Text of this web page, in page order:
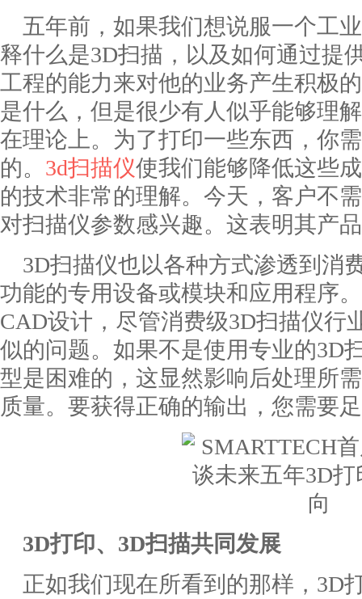
五年前，如果我们想说服一个工
释什么是3D扫描，以及如何通过提
工程的能力来对他的业务产生积极
是什么，但是很少有人似乎能够理
在理论上。为了打印一些东西，你
的。 3d扫描仪使我们能够降低这些
的技术非常的理解。今天，客户不
对扫描仪参数感兴趣。这表明其产
3D扫描仪也以各种方式渗透到消
功能的专用设备或模块和应用程序
CAD设计，尽管消费级3D扫描仪行
似的问题。如果不是使用专业的3D
型是困难的，这显然影响后处理所
质量。要获得正确的输出，您需要
3D打印、3D扫描共同发展
正如我们现在所看到的那样，3D